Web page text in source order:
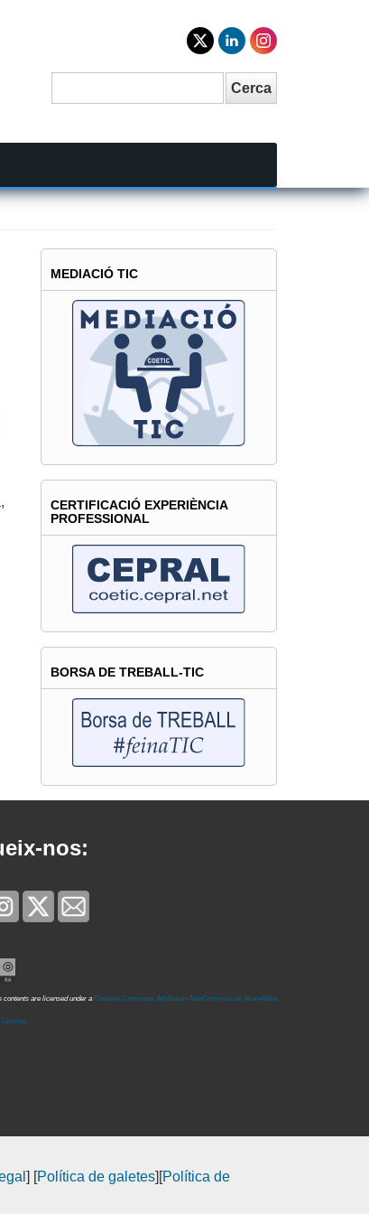
Cerca
MEDIACIÓ TIC
CERTIFICACIÓ EXPERIÈNCIA
PROFESSIONAL
BORSA DE TREBALL-TIC
nos:
contents are licensed under a Creative Commons Attribution-NonCommercial-ShareAlike
License
] [Política de galetes][Política de